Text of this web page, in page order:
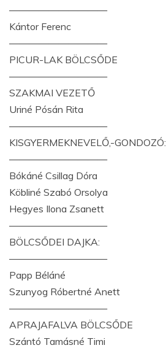
——————————
Kántor Ferenc
——————————
PICUR-LAK BÖLCSŐDE
——————————
SZAKMAI VEZETŐ
Uriné Pósán Rita
——————————
KISGYERMEKNEVELŐ,-GONDOZÓ:
——————————
Bókáné Csillag Dóra
Köbliné Szabó Orsolya
Hegyes Ilona Zsanett
——————————
BÖLCSŐDEI DAJKA:
——————————
Papp Béláné
Szunyog Róbertné Anett
——————————
APRAJAFALVA BÖLCSŐDE
Szántó Tamásné Timi